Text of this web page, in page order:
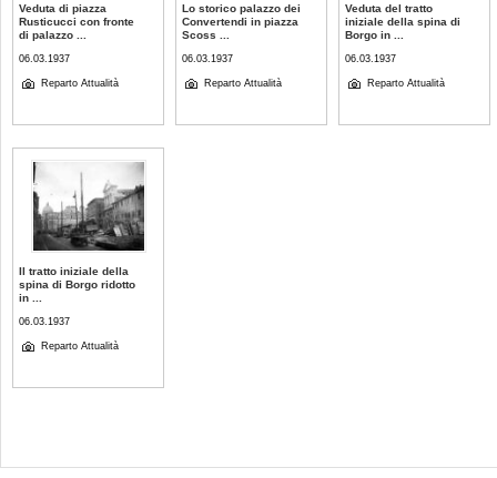
Veduta di piazza
Rusticucci con fronte
di palazzo ...
06.03.1937
Reparto Attualità
Lo storico palazzo dei
Convertendi in piazza
Scoss ...
06.03.1937
Reparto Attualità
Veduta del tratto
iniziale della spina di
Borgo in ...
06.03.1937
Reparto Attualità
Il tratto iniziale della
spina di Borgo ridotto
in ...
06.03.1937
Reparto Attualità